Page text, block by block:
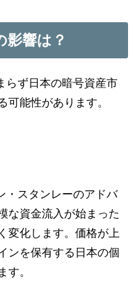
影響は？
らず日本の暗号資産市
可能性があります。
・スタンレーのアドバ
な資金流入が始まった
変化します。価格が上
ンを保有する日本の個
す。